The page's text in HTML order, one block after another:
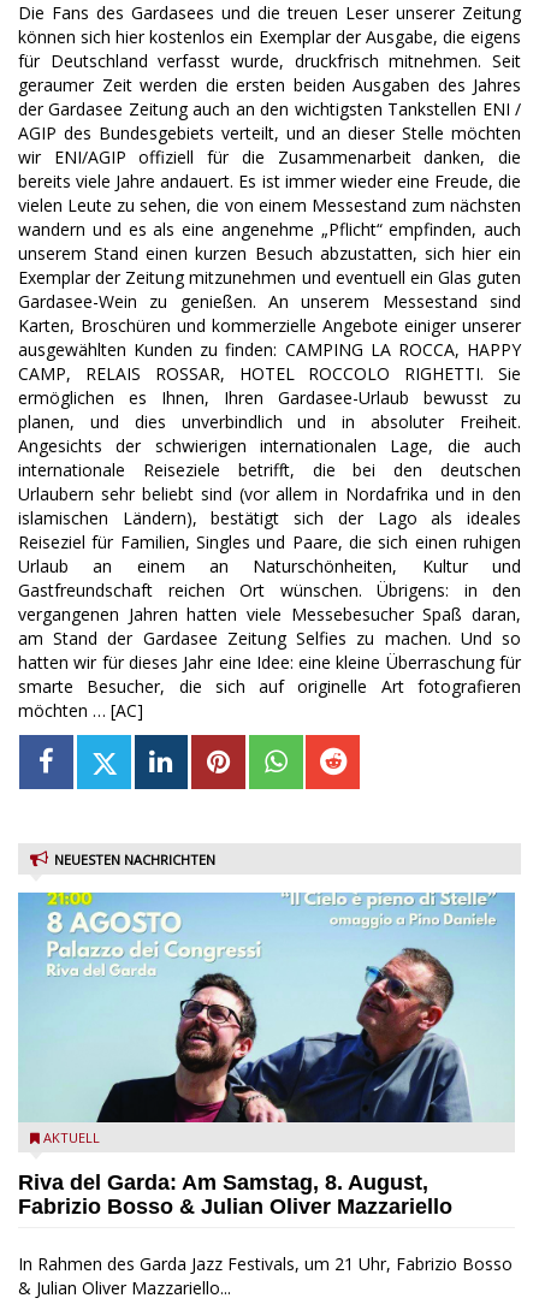
Die Fans des Gardasees und die treuen Leser unserer Zeitung
können sich hier kostenlos ein Exemplar der Ausgabe, die eigens
für Deutschland verfasst wurde, druckfrisch mitnehmen. Seit
geraumer Zeit werden die ersten beiden Ausgaben des Jahres
der Gardasee Zeitung auch an den wichtigsten Tankstellen ENI /
AGIP des Bundesgebiets verteilt, und an dieser Stelle möchten
wir ENI/AGIP offiziell für die Zusammenarbeit danken, die
bereits viele Jahre andauert. Es ist immer wieder eine Freude, die
vielen Leute zu sehen, die von einem Messestand zum nächsten
wandern und es als eine angenehme „Pflicht“ empfinden, auch
unserem Stand einen kurzen Besuch abzustatten, sich hier ein
Exemplar der Zeitung mitzunehmen und eventuell ein Glas guten
Gardasee-Wein zu genießen. An unserem Messestand sind
Karten, Broschüren und kommerzielle Angebote einiger unserer
ausgewählten Kunden zu finden: CAMPING LA ROCCA, HAPPY
CAMP, RELAIS ROSSAR, HOTEL ROCCOLO RIGHETTI. Sie
ermöglichen es Ihnen, Ihren Gardasee-Urlaub bewusst zu
planen, und dies unverbindlich und in absoluter Freiheit.
Angesichts der schwierigen internationalen Lage, die auch
internationale Reiseziele betrifft, die bei den deutschen
Urlaubern sehr beliebt sind (vor allem in Nordafrika und in den
islamischen Ländern), bestätigt sich der Lago als ideales
Reiseziel für Familien, Singles und Paare, die sich einen ruhigen
Urlaub an einem an Naturschönheiten, Kultur und
Gastfreundschaft reichen Ort wünschen. Übrigens: in den
vergangenen Jahren hatten viele Messebesucher Spaß daran,
am Stand der Gardasee Zeitung Selfies zu machen. Und so
hatten wir für dieses Jahr eine Idee: eine kleine Überraschung für
smarte Besucher, die sich auf originelle Art fotografieren
möchten … [AC]
NEUESTEN NACHRICHTEN
Fabrizio Bosso & Julian Oliver Mazzariello zu Gast beim Garda
AKTUELL
Riva del Garda: Am Samstag, 8. August,
Fabrizio Bosso & Julian Oliver Mazzariello
In Rahmen des Garda Jazz Festivals, um 21 Uhr, Fabrizio Bosso
& Julian Oliver Mazzariello...